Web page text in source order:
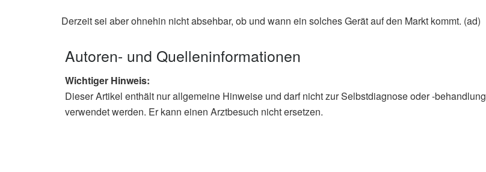
Derzeit sei aber ohnehin nicht absehbar, ob und wann ein solches Gerät auf den Markt kommt. (ad)
Autoren- und Quelleninformationen
Wichtiger Hinweis:
Dieser Artikel enthält nur allgemeine Hinweise und darf nicht zur Selbstdiagnose oder -behandlung
verwendet werden. Er kann einen Arztbesuch nicht ersetzen.